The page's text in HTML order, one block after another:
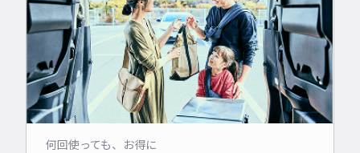
何回使っても、お得に